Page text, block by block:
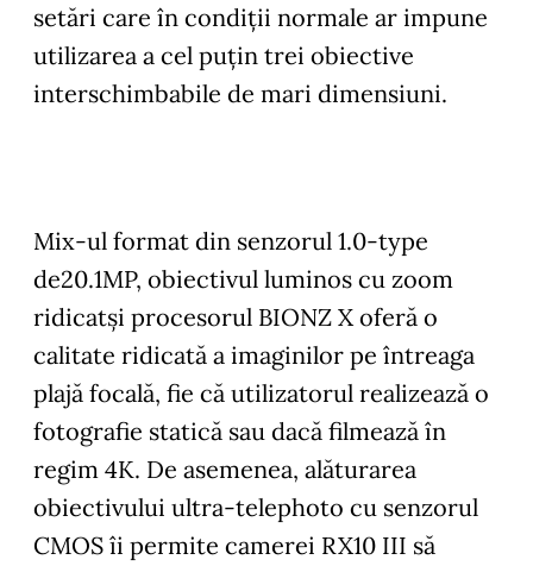
setări care în condiții normale ar impune
utilizarea a cel puțin trei obiective
interschimbabile de mari dimensiuni.
Mix-ul format din senzorul 1.0-type
de20.1MP, obiectivul luminos cu zoom
ridicatși procesorul BIONZ X oferă o
calitate ridicată a imaginilor pe întreaga
plajă focală, fie că utilizatorul realizează o
fotografie statică sau dacă filmează în
regim 4K. De asemenea, alăturarea
obiectivului ultra-telephoto cu senzorul
CMOS îi permite camerei RX10 III să